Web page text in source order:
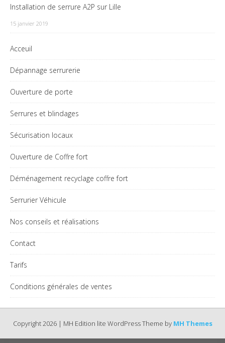
Installation de serrure A2P sur Lille
15 janvier 2019
Acceuil
Dépannage serrurerie
Ouverture de porte
Serrures et blindages
Sécurisation locaux
Ouverture de Coffre fort
Déménagement recyclage coffre fort
Serrurier Véhicule
Nos conseils et réalisations
Contact
Tarifs
Conditions générales de ventes
Copyright 2026 | MH Edition lite WordPress Theme by MH Themes